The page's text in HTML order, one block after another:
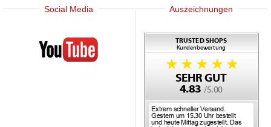
Social Media
Mediherz
Auszeichnungen